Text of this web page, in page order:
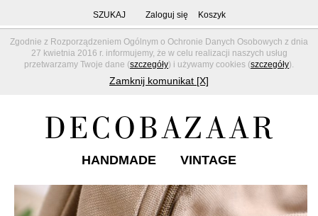
Zgodnie z Rozporządzeniem Ogólnym o Ochronie Danych Osobowych z dnia
27 kwietnia 2016 r. informujemy, że w celu realizacji naszych usług
przetwarzamy Twoje dane (szczegóły) i używamy cookies (szczegóły).
Zamknij komunikat [X]
SZUKAJ Zaloguj się Koszyk
HANDMADE VINTAGE